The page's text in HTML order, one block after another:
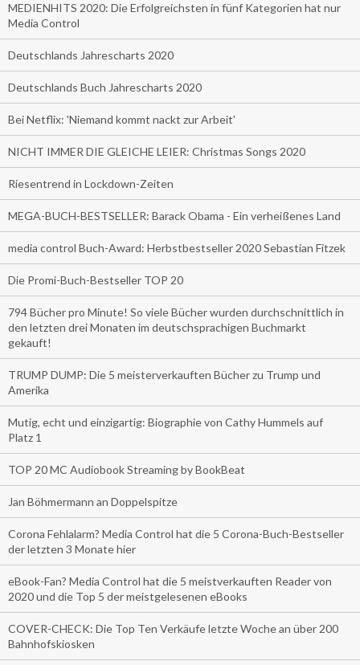
MEDIENHITS 2020: Die Erfolgreichsten in fünf Kategorien hat nur
Media Control
Deutschlands Jahrescharts 2020
Deutschlands Buch Jahrescharts 2020
Bei Netflix: 'Niemand kommt nackt zur Arbeit'
NICHT IMMER DIE GLEICHE LEIER: Christmas Songs 2020
Riesentrend in Lockdown-Zeiten
MEGA-BUCH-BESTSELLER: Barack Obama - Ein verheißenes Land
media control Buch-Award: Herbstbestseller 2020 Sebastian Fitzek
Die Promi-Buch-Bestseller TOP 20
794 Bücher pro Minute! So viele Bücher wurden durchschnittlich in
den letzten drei Monaten im deutschsprachigen Buchmarkt
gekauft!
TRUMP DUMP: Die 5 meisterverkauften Bücher zu Trump und
Amerika
Mutig, echt und einzigartig: Biographie von Cathy Hummels auf
Platz 1
TOP 20 MC Audiobook Streaming by BookBeat
Jan Böhmermann an Doppelspitze
Corona Fehlalarm? Media Control hat die 5 Corona-Buch-Bestseller
der letzten 3 Monate hier
eBook-Fan? Media Control hat die 5 meistverkauften Reader von
2020 und die Top 5 der meistgelesenen eBooks
COVER-CHECK: Die Top Ten Verkäufe letzte Woche an über 200
Bahnhofskiosken